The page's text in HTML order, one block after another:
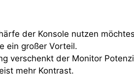
der Konsole nutzen
ein großer Vorteil.
verschenkt der Monitor
mehr Kontrast.